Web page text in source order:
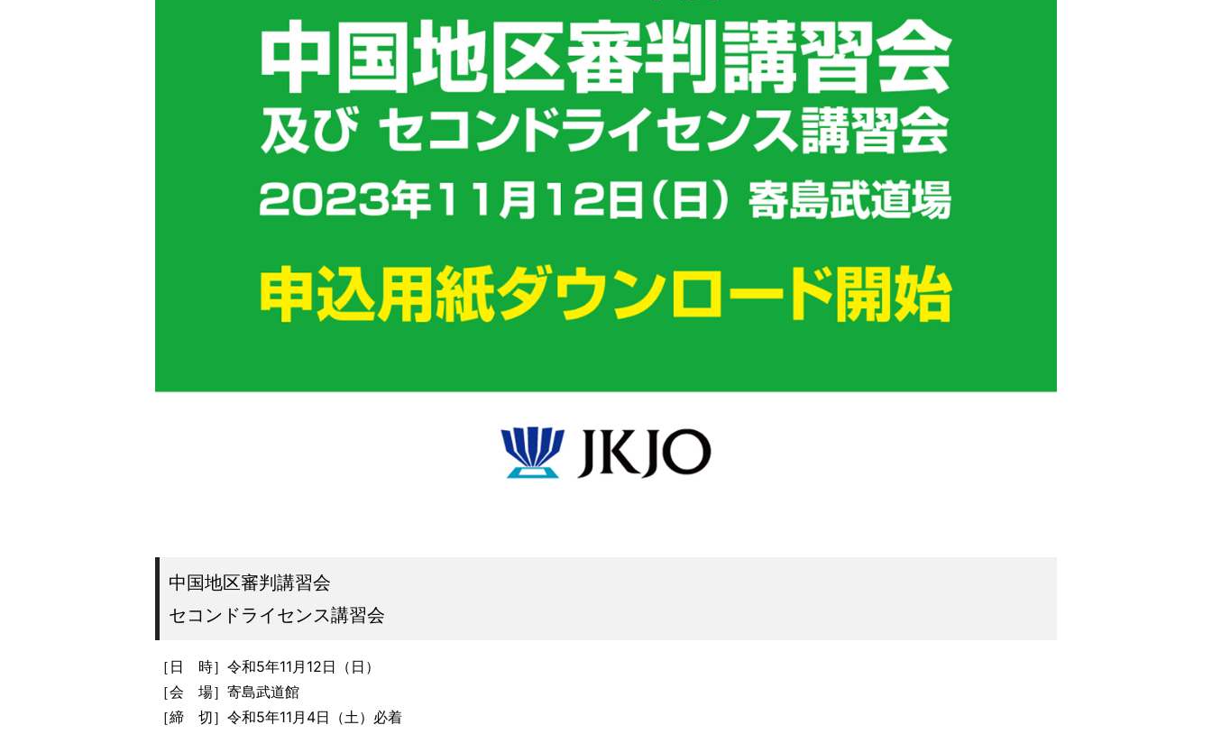
中国地区審判講習会
セコンドライセンス講習会
［日 時］令和5年11月12日（日）
［会 場］寄島武道館
［締 切］令和5年11月4日（土）必着